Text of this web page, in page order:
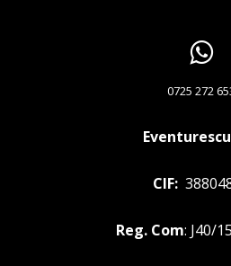
0725 272
Eventurescu
CIF:
Reg. Com: J40/